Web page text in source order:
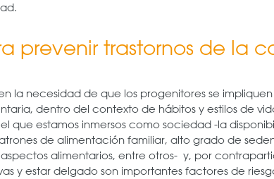
prevenir trastornos de la
la necesidad de que los progenitores se
dentro del contexto de hábitos y estilos de
que estamos inmersos como sociedad -la
de alimentación familiar, alto grado de
alimentarios, entre otros- y, por
y estar delgado son importantes factores de